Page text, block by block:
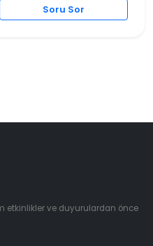
Soru Sor
etkinlikler ve duyurulardan önce